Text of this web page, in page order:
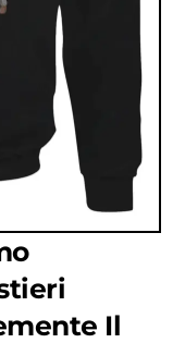
Il